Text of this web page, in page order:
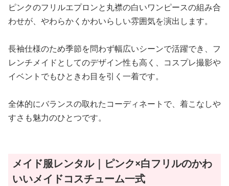
ピンクのフリルエプロンと丸襟の白いワンピースの組み合
わせが、やわらかくかわいらしい雰囲気を演出します。
長袖仕様のため季節を問わず幅広いシーンで活躍でき、フ
レンチメイドとしてのデザイン性も高く、コスプレ撮影や
イベントでもひときわ目を引く一着です。
全体的にバランスの取れたコーディネートで、着こなしや
すさも魅力のひとつです。
メイド服レンタル｜ピンク×白フリルのかわ
いいメイドコスチューム一式